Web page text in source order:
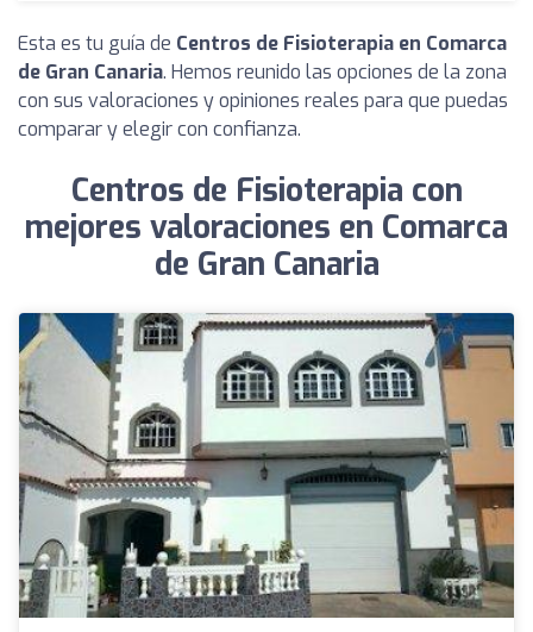
Esta es tu guía de Centros de Fisioterapia en Comarca
de Gran Canaria. Hemos reunido las opciones de la zona
con sus valoraciones y opiniones reales para que puedas
comparar y elegir con confianza.
Centros de Fisioterapia con
mejores valoraciones en Comarca
de Gran Canaria